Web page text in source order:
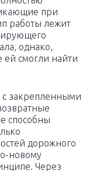
при
работы лежит
однако,
смогли найти
с закрепленными
способны
дорожного
новому
Через